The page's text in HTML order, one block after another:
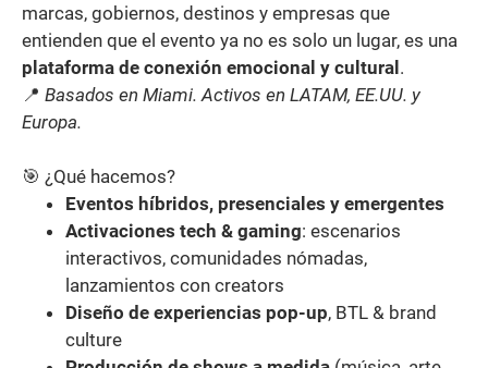
marcas, gobiernos, destinos y empresas que
entienden que el evento ya no es solo un lugar, es una
plataforma de conexión emocional y cultural.
📍 Basados en Miami. Activos en LATAM, EE.UU. y
Europa.
🎯 ¿Qué hacemos?
Eventos híbridos, presenciales y emergentes
Activaciones tech & gaming: escenarios
interactivos, comunidades nómadas,
lanzamientos con creators
Diseño de experiencias pop-up, BTL & brand
culture